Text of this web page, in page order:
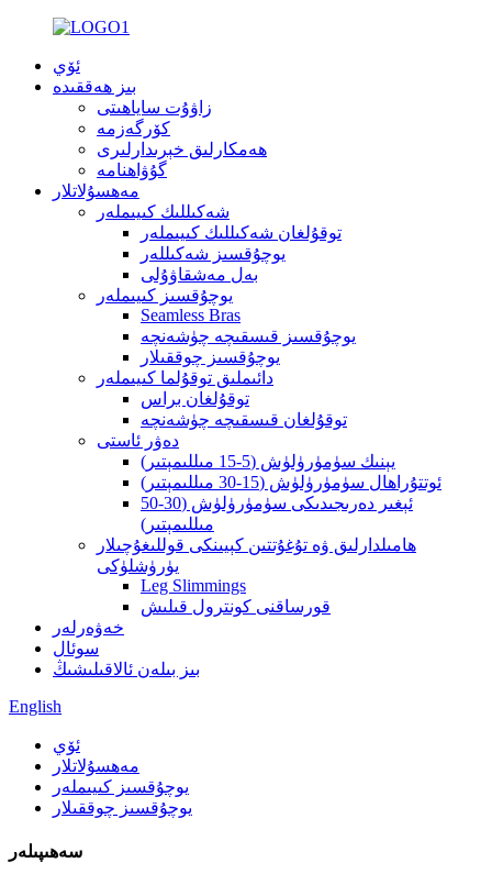
ئۆي
بىز ھەققىدە
زاۋۇت ساياھىتى
كۆرگەزمە
ھەمكارلىق خېرىدارلىرى
گۇۋاھنامە
مەھسۇلاتلار
شەكىللىك كىيىملەر
توقۇلغان شەكىللىك كىيىملەر
يوچۇقسىز شەكىللەر
بەل مەشقاۋۇلى
يوچۇقسىز كىيىملەر
Seamless Bras
يوچۇقسىز قىسقىچە چۈشەنچە
يوچۇقسىز چوققىلار
دائىملىق توقۇلما كىيىملەر
توقۇلغان براس
توقۇلغان قىسقىچە چۈشەنچە
دەۋر ئاستى
يېنىك سۈمۈرۈلۈش (5-15 مىللىمېتىر)
ئوتتۇراھال سۈمۈرۈلۈش (15-30 مىللىمېتىر)
ئېغىر دەرىجىدىكى سۈمۈرۈلۈش (30-50
مىللىمېتىر)
ھامىلدارلىق ۋە تۇغۇتتىن كېيىنكى قوللىغۇچىلار
يۈرۈشلۈكى
Leg Slimmings
قورساقنى كونترول قىلىش
خەۋەرلەر
سوئال
بىز بىلەن ئالاقىلىشىڭ
English
ئۆي
مەھسۇلاتلار
يوچۇقسىز كىيىملەر
يوچۇقسىز چوققىلار
سەھىپىلەر